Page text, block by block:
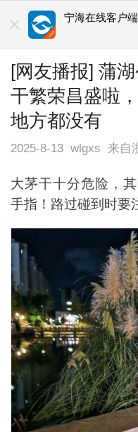
宁海在线客户端
[网友播报] 蒲
干繁荣昌盛啦
地方都没有
2025-8-13 wlgxs 来自
大茅干十分危险，
手指！路过碰到时要